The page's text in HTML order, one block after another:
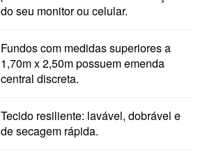
do seu monitor ou celular.
Fundos com medidas superiores a
1,70m x 2,50m possuem emenda
central discreta.
Tecido resiliente: lavável, dobrável e
de secagem rápida.